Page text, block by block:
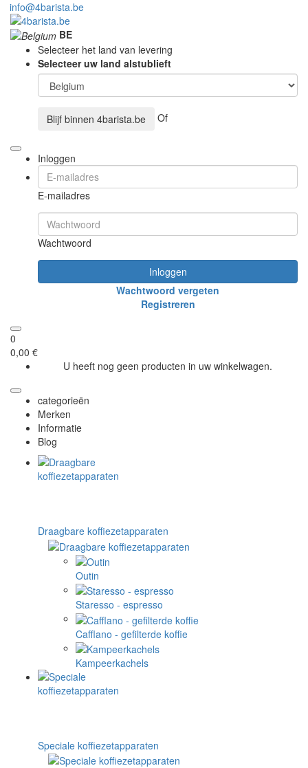
info@4barista.be
BE
Selecteer het land van levering
Selecteer uw land alstublieft
Blijf binnen 4barista.be Of
Inloggen
E-mailadres
Wachtwoord
Inloggen
Wachtwoord vergeten
Registreren
0
0,00 €
U heeft nog geen producten in uw winkelwagen.
categorieën
Merken
Informatie
Blog
Draagbare koffiezetapparaten
Outin
Staresso - espresso
Cafflano - gefilterde koffie
Kampeerkachels
Speciale koffiezetapparaten